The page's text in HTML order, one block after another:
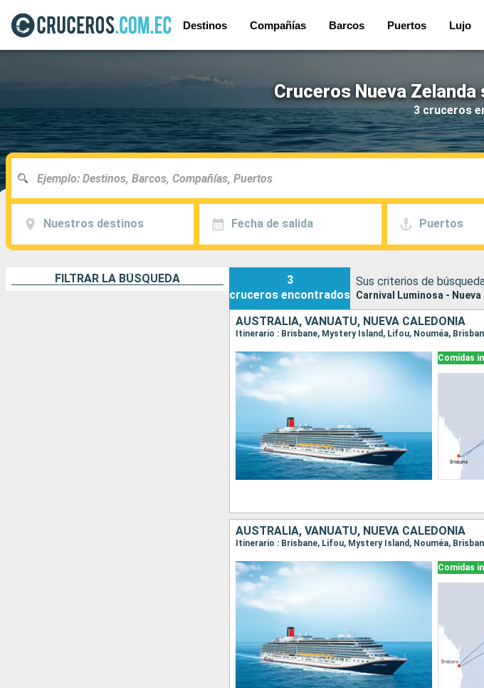
Destinos Compañías Barcos Puertos Lujo
Cruceros Nueva
3 cruceros
Nuestros destinos Fecha de salida Puertos
FILTRAR LA BÚSQUEDA
3
cruceros encontrados
Sus criterios de
Carnival Luminosa - Nueva
AUSTRALIA, VANUATU, NUEVA CALEDONIA
Itinerario : Brisbane, Mystery Island, Lifou, Nouméa,
Comidas
AUSTRALIA, VANUATU, NUEVA CALEDONIA
Itinerario : Brisbane, Lifou, Mystery Island, Nouméa,
Comidas